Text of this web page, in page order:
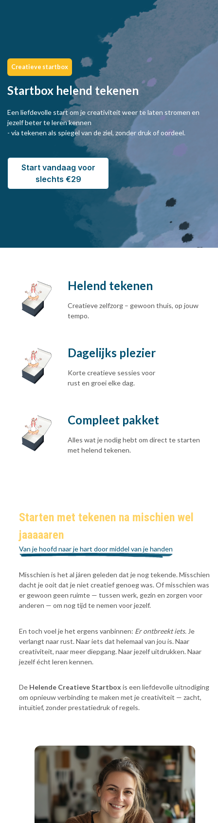
Creatieve startbox
Startbox helend tekenen
Een liefdevolle start om je creativiteit weer te laten stromen en
jezelf beter te leren kennen
- via tekenen als spiegel van de ziel, zonder druk of oordeel.
Start vandaag voor
slechts €29
Helend tekenen
Creatieve zelfzorg – gewoon thuis, op jouw
tempo.
Dagelijks plezier
Korte creatieve sessies voor
rust en groei elke dag.
Compleet pakket
Alles wat je nodig hebt om direct te starten
met helend tekenen.
Starten met tekenen na mischien wel
jaaaaaren
Van je hoofd naar je hart door middel van je handen
Misschien is het al járen geleden dat je nog tekende. Misschien
dacht je ooit dat je niet creatief genoeg was. Of misschien was
er gewoon geen ruimte — tussen werk, gezin en zorgen voor
anderen — om nog tijd te nemen voor jezelf.
En toch voel je het ergens vanbinnen: Er ontbreekt iets. Je
verlangt naar rust. Naar iets dat helemaal van jou is. Naar
creativiteit, naar meer diepgang. Naar jezelf uitdrukken. Naar
jezelf écht leren kennen.
De Helende Creatieve Startbox is een liefdevolle uitnodiging
om opnieuw verbinding te maken met je creativiteit — zacht,
intuïtief, zonder prestatiedruk of regels.